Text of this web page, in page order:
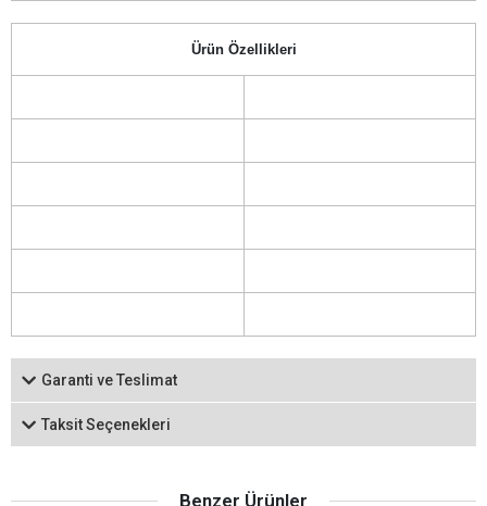
Ürün Özellikleri
Garanti ve Teslimat
Taksit Seçenekleri
Benzer Ürünler